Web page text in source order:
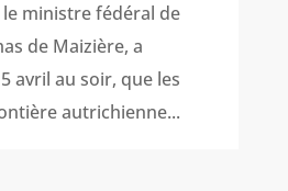
ministre fédéral de
de Maizière, a
avril au soir, que les
autrichienne...